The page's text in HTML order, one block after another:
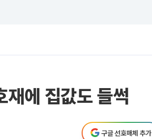
에 집값도 들썩
구글 선호매체 추가